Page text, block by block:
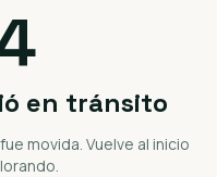
en tránsito
movida. Vuelve al inicio